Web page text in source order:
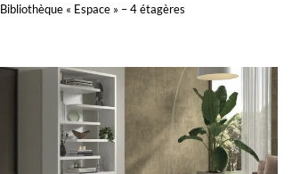
Bibliothèque « Espace » – 4 étagères
APERÇU